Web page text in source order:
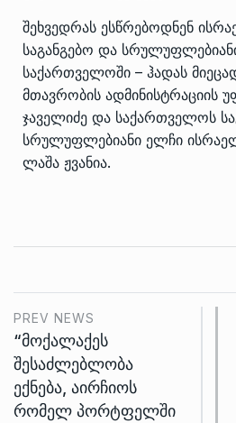
შეხვედრას ესწრებოდნენ
საგანგებო და
საქართველოში – ჰადას
მთავრობის ადმინისტრაციის
ჯაველიძე და საქართველოს
სრულუფლებიანი ელჩი
ლაშა ჟვანია.
PREV NEWS
“მოქალაქეს
შესაძლებლობა
ექნება, აირჩიოს
რომელ პორტფელში